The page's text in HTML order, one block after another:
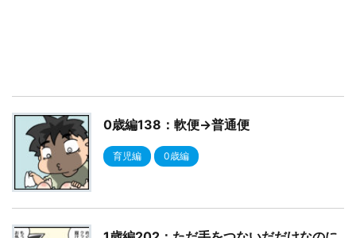
0歳編138：軟便→普通便
育児編 0歳編